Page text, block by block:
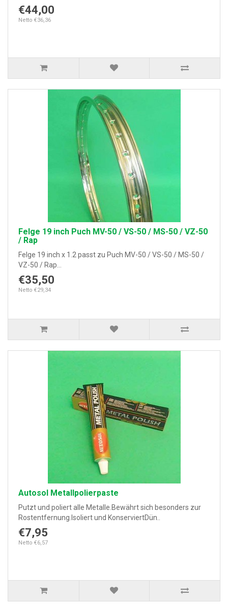
€44,00
Netto €36,36
Felge 19 inch Puch MV-50 / VS-50 / MS-50 / VZ-50
/ Rap
Felge 19 inch x 1.2 passt zu Puch MV-50 / VS-50 / MS-50 /
VZ-50 / Rap...
€35,50
Netto €29,34
Autosol Metallpolierpaste
Putzt und poliert alle Metalle.Bewährt sich besonders zur
Rostentfernung.Isoliert und KonserviertDün..
€7,95
Netto €6,57